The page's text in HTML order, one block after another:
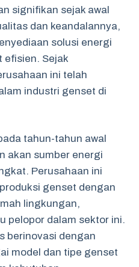
signifikan sejak awal
dan keandalannya,
solusi energi
efisien. Sejak
ini telah
industri genset di
tahun-tahun awal
akan sumber energi
Perusahaan ini
genset dengan
lingkungan,
pelopor dalam sektor ini.
berinovasi dengan
model dan tipe genset